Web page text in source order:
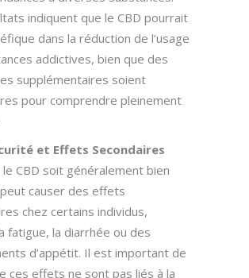
indiquent que le CBD pourrait
dans la réduction de l’usage
addictives, bien que des
supplémentaires soient
pour comprendre pleinement
et Effets Secondaires
le CBD soit généralement bien
causer des effets
chez certains individus,
fatigue, la diarrhée ou des
d’appétit. Il est important de
ces effets ne sont pas liés à la